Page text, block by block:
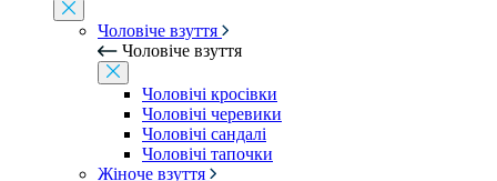
Чоловіче взуття
Чоловіче взуття
Чоловічі кросівки
Чоловічі черевики
Чоловічі сандалі
Чоловічі тапочки
Жіноче взуття